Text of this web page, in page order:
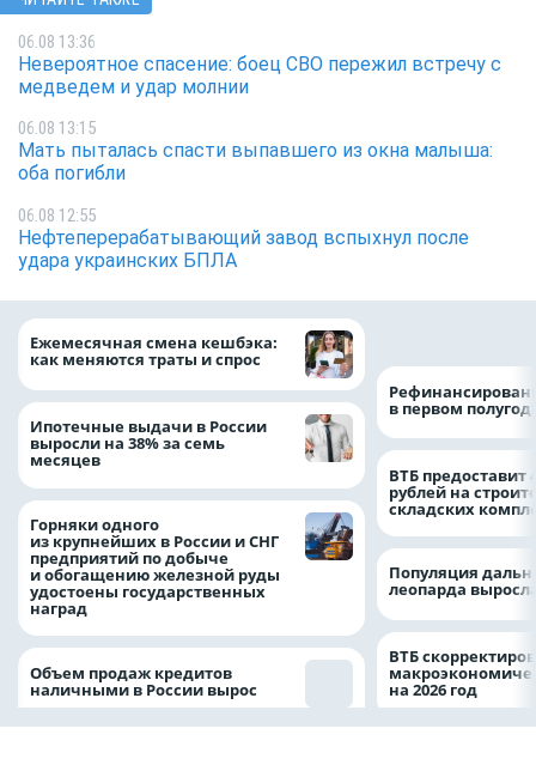
06.08 13:36
Невероятное спасение: боец СВО пережил встречу с
медведем и удар молнии
06.08 13:15
Мать пыталась спасти выпавшего из окна малыша:
оба погибли
06.08 12:55
Нефтеперерабатывающий завод вспыхнул после
удара украинских БПЛА
Ежемесячная смена кешбэка:
как меняются траты и спрос
Ипотечные выдачи в России
выросли на 38% за семь
месяцев
Горняки одного
из крупнейших в России и СНГ
предприятий по добыче
и обогащению железной руды
удостоены государственных
наград
Объем продаж кредитов
наличными в России вырос
в первом
ВТБ предоставит
рублей на
складских
Популяция
леопарда
ВТБ
на 2026 год